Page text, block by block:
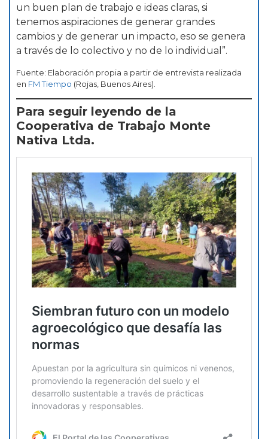
un buen plan de trabajo e ideas claras, si
tenemos aspiraciones de generar grandes
cambios y de generar un impacto, eso se genera
a través de lo colectivo y no de lo individual”.
Fuente: Elaboración propia a partir de entrevista realizada
en FM Tiempo (Rojas, Buenos Aires).
Para seguir leyendo de la
Cooperativa de Trabajo Monte
Nativa Ltda.